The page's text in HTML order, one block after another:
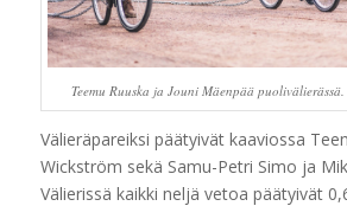
Teemu Ruuska ja Jouni Mäenpää
Välieräpareiksi päätyivät kaaviossa
Wickström sekä Samu-Petri Simo ja
Välierissä kaikki neljä vetoa päätyivät